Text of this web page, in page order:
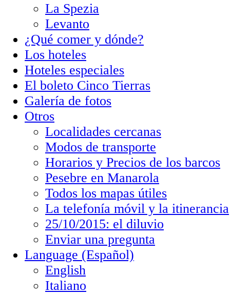
La Spezia
Levanto
¿Qué comer y dónde?
Los hoteles
Hoteles especiales
El boleto Cinco Tierras
Galería de fotos
Otros
Localidades cercanas
Modos de transporte
Horarios y Precios de los barcos
Pesebre en Manarola
Todos los mapas útiles
La telefonía móvil y la itinerancia
25/10/2015: el diluvio
Enviar una pregunta
Language (Español)
English
Italiano